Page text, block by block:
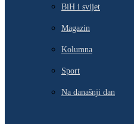
BiH i svijet
Magazin
Kolumna
Sport
Na današnji dan